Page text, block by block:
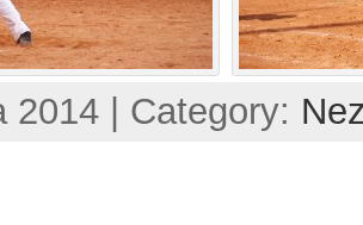
2014 | Category: